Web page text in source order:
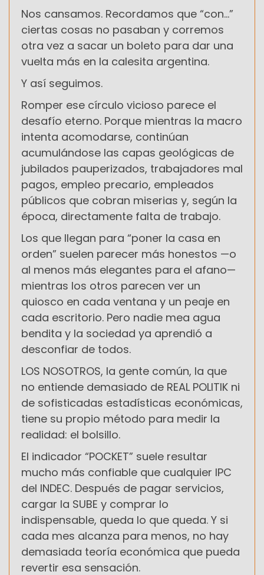
Nos cansamos. Recordamos que “con…”
ciertas cosas no pasaban y corremos
otra vez a sacar un boleto para dar una
vuelta más en la calesita argentina.
Y así seguimos.
Romper ese círculo vicioso parece el
desafío eterno. Porque mientras la macro
intenta acomodarse, continúan
acumulándose las capas geológicas de
jubilados pauperizados, trabajadores mal
pagos, empleo precario, empleados
públicos que cobran miserias y, según la
época, directamente falta de trabajo.
Los que llegan para “poner la casa en
orden” suelen parecer más honestos —o
al menos más elegantes para el afano—
mientras los otros parecen ver un
quiosco en cada ventana y un peaje en
cada escritorio. Pero nadie mea agua
bendita y la sociedad ya aprendió a
desconfiar de todos.
LOS NOSOTROS, la gente común, la que
no entiende demasiado de REAL POLITIK ni
de sofisticadas estadísticas económicas,
tiene su propio método para medir la
realidad: el bolsillo.
El indicador “POCKET” suele resultar
mucho más confiable que cualquier IPC
del INDEC. Después de pagar servicios,
cargar la SUBE y comprar lo
indispensable, queda lo que queda. Y si
cada mes alcanza para menos, no hay
demasiada teoría económica que pueda
revertir esa sensación.